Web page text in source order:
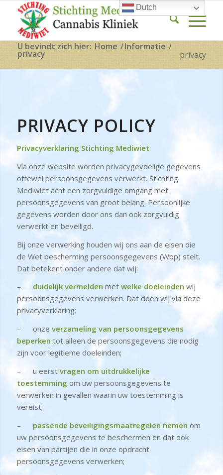
privacy
U bevindt zich hier: Home /Informatie /
privacy
PRIVACY POLICY
Privacyverklaring Stichting Mediwiet
Via onze website worden privacygevoelige gegevens
oftewel persoonsgegevens verwerkt. Stichting
Mediwiet acht een zorgvuldige omgang met
persoonsgegevens van groot belang. Persoonlijke
gegevens worden door ons dan ook zorgvuldig
verwerkt en beveiligd.
Bij onze verwerking houden wij ons aan de eisen die
de Wet bescherming persoonsgegevens (Wbp) stelt.
Dat betekent onder andere dat wij:
– duidelijk vermelden met welke doeleinden wij
persoonsgegevens verwerken. Dat doen wij via deze
privacyverklaring;
– onze verzameling van persoonsgegevens
beperken tot alleen de persoonsgegevens die nodig
zijn voor legitieme doeleinden;
– u eerst vragen om uitdrukkelijke
toestemming om uw persoonsgegevens te
verwerken in gevallen waarin uw toestemming is
vereist;
– passende beveiligingsmaatregelen nemen om
uw persoonsgegevens te beschermen en dat ook
eisen van partijen die in onze opdracht
persoonsgegevens verwerken;
Dutch